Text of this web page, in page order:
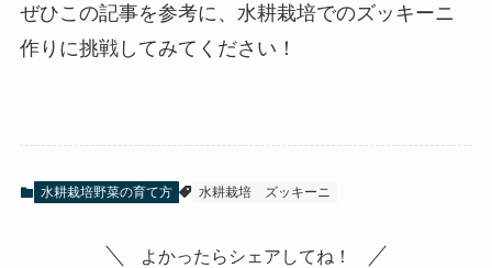
ぜひこの記事を参考に、水耕栽培でのズッキーニ
作りに挑戦してみてください！
水耕栽培野菜の育て方 水耕栽培 ズッキーニ
よかったらシェアしてね！